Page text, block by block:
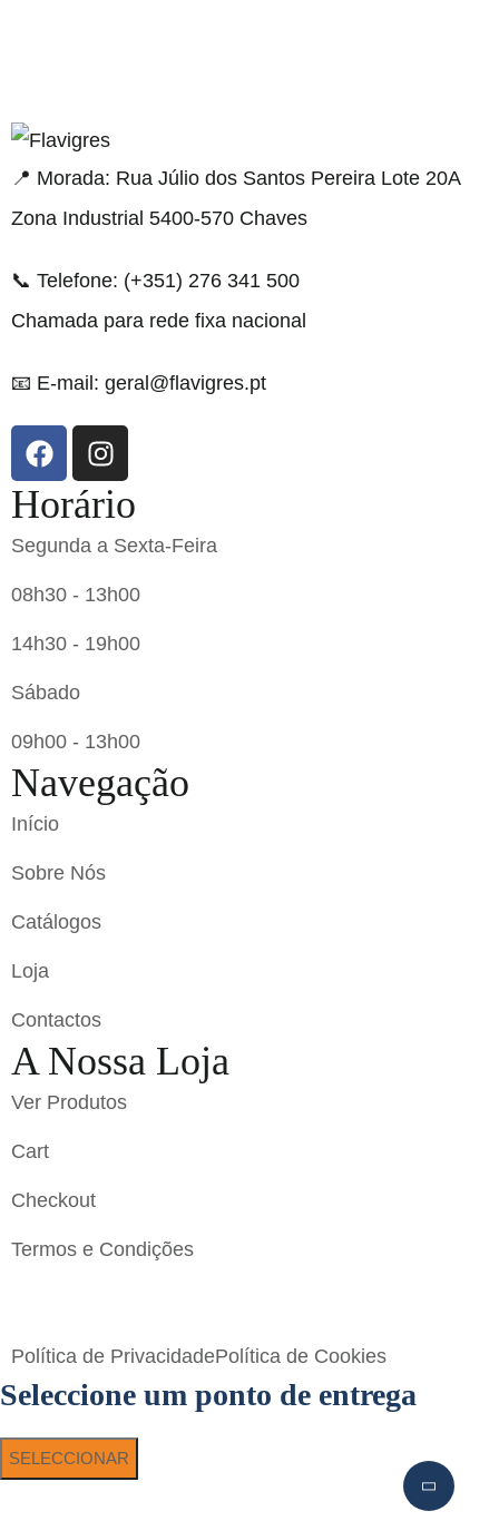
adresi
📍 Morada: Rua Júlio dos Santos Pereira Lote 20A
Zona Industrial 5400-570 Chaves
📞 Telefone: (+351) 276 341 500
Chamada para rede fixa nacional
📧 E-mail: geral@flavigres.pt
Horário
Segunda a Sexta-Feira
08h30 - 13h00
14h30 - 19h00
Sábado
09h00 - 13h00
Navegação
Início
Sobre Nós
Catálogos
Loja
Contactos
A Nossa Loja
Ver Produtos
Cart
Checkout
Termos e Condições
Política de PrivacidadePolítica de Cookies
Seleccione um ponto de entrega
SELECCIONAR